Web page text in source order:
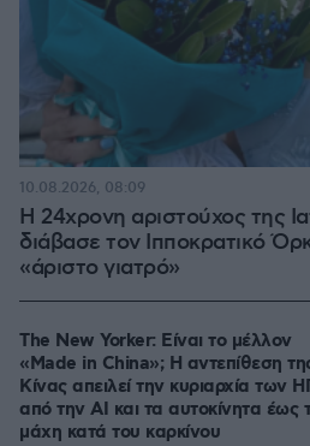
Η 24χρονη αριστούχος της
διάβασε τον Ιπποκρατικό
«άριστο γιατρό»
10.08.2026, 08:09
The New Yorker: Είναι το μέλλον
«Made in China»; Η αντεπίθεση
Κίνας απειλεί την κυριαρχία των
από την ΑΙ και τα αυτοκίνητα έως
μάχη κατά του καρκίνου